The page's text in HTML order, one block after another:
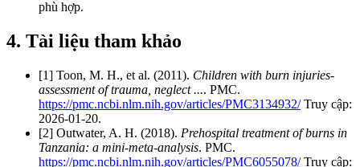
phù hợp.
4. Tài liệu tham khảo
[1] Toon, M. H., et al. (2011). Children with burn injuries-
assessment of trauma, neglect .... PMC.
https://pmc.ncbi.nlm.nih.gov/articles/PMC3134932/Truy cập:
2026-01-20.
[2] Outwater, A. H. (2018). Prehospital treatment of burns in
Tanzania: a mini-meta-analysis. PMC.
https://pmc.ncbi.nlm.nih.gov/articles/PMC6055078/Truy cập: